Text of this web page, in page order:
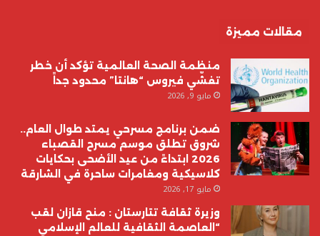
مقالات مميزة
منظمة الصحة العالمية تؤكد أن خطر
تفشّي فيروس “هانتا” محدود جداً
مايو 9, 2026
ضمن برنامج مسرحي يمتد طوال العام..
شروق تطلق موسم مسرح القصباء
2026 ابتداءً من عيد الأضحى بحكايات
كلاسيكية ومغامرات ساحرة في الشارقة
مايو 17, 2026
وزيرة ثقافة تتارستان : منح قازان لقب
“العاصمة الثقافية للعالم الإسلامي